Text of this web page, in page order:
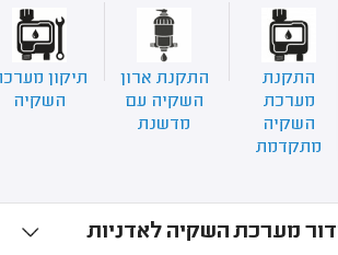
התקנת
מערכת
השקיה
מתקדמת
התקנת ארון
השקיה עם
מדשנת
תיקון
השקיה
מערכת השקיה לאדניות